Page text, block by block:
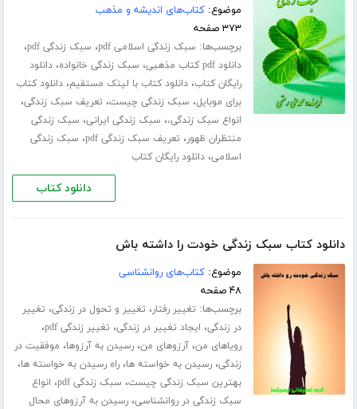
موضوع:کتاب‌های اندیشه و مذهب
۳۷۳ صفحه
برچسب‌ها: سبک زندگی اسلامی pdf ، سبک زندگی pdf ،
دانلود pdf کتاب مذهبی ، سبک زندگی خانواده،دانلود
رایگان کتاب،دانلود کتاب با لینک مستقیم،دانلود کتاب
برای موبایل، سبک زندگی چیست، تعریف سبک زندگی،
انواع سبک زندگی،، سبک زندگی ایرانی، سبک زندگی
منتظران ظهور، تعریف سبک زندگی pdf ، سبک زندگی
اسلامی،دانلود رایگان کتاب
دانلود کتاب
دانلود کتاب سبک زندگی خودت را داشته باش
موضوع:کتاب‌های روانشناسی
۴۸ صفحه
برچسب‌ها: تغییر رفتار، تغییر و تحول در زندگی، تغییر
در زندگی، ایجاد تغییر در زندگی، تغییر زندگی pdf ،
رویاهای من،آرزوهای من،رسیدن به آرزوها، موفقیت در
زندگی،رسیدن به خواسته ها،راه رسیدن به خواسته ها،
بهترین سبک زندگی چیست، سبک زندگی pdf ، انواع
سبک زندگی در روانشناسی،رسیدن به آرزوهای محال